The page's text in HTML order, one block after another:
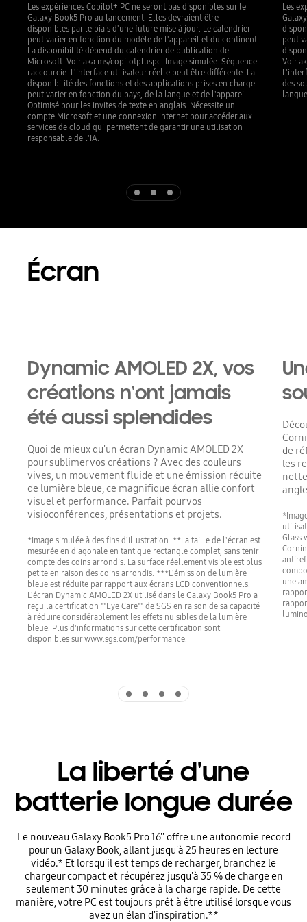
Les expériences Copilot+ PC ne seront pas disponibles sur le
Galaxy Book5 Pro au lancement. Elles devraient être
disponibles par le biais d'une future mise à jour. Le calendrier
peut varier en fonction du modèle de l'appareil et du continent.
La disponibilité dépend du calendrier de publication de
Microsoft. Voir aka.ms/copilotpluspc. Image simulée. Séquence
raccourcie. L'interface utilisateur réelle peut être différente. La
disponibilité des fonctions et des applications prises en charge
peut varier en fonction du pays, de la langue et de l'appareil.
Optimisé pour les invites de texte en anglais. Nécessite un
compte Microsoft et une connexion internet pour accéder aux
services de cloud qui permettent de garantir une utilisation
responsable de l'IA.
Les
peut
Voir
des
Écran
Dynamic AMOLED 2X, vos
créations n'ont jamais
été aussi splendides
Quoi de mieux qu'un écran Dynamic AMOLED 2X
pour sublimer vos créations ? Avec des couleurs
vives, un mouvement fluide et une émission réduite
de lumière bleue, ce magnifique écran allie confort
visuel et performance. Parfait pour vos
visioconférences, présentations et projets.
*Image simulée à des fins d'illustration. **La taille de l'écran est
mesurée en diagonale en tant que rectangle complet, sans tenir
compte des coins arrondis. La surface réellement visible est plus
petite en raison des coins arrondis. ***L'émission de lumière
bleue est réduite par rapport aux écrans LCD conventionnels.
L'écran Dynamic AMOLED 2X utilisé dans le Galaxy Book5 Pro a
reçu la certification ""Eye Care"" de SGS en raison de sa capacité
à réduire considérablement les effets nuisibles de la lumière
bleue. Plus d'informations sur cette certification sont
disponibles sur www.sgs.com/performance.
de
les
Glass
une
La liberté d'une
batterie longue durée
Le nouveau Galaxy Book5 Pro 16'' offre une autonomie record
pour un Galaxy Book, allant jusqu'à 25 heures en lecture
vidéo.* Et lorsqu'il est temps de recharger, branchez le
chargeur compact et récupérez jusqu'à 35 % de charge en
seulement 30 minutes grâce à la charge rapide. De cette
manière, votre PC est toujours prêt à être utilisé lorsque vous
avez un élan d'inspiration.**